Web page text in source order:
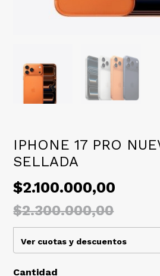
IPHONE 17 PRO
SELLADA
$2.100.000,00
$2.300.000,00
Ver cuotas y descuentos
Cantidad